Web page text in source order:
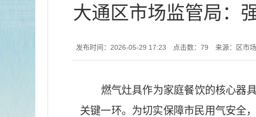
大通区市场监管局：
发布时间：2026-05-29 17:23 点击数： 79 来源：区市
燃气灶具作为家庭餐饮的核心器
关键一环。为切实保障市民用气安全